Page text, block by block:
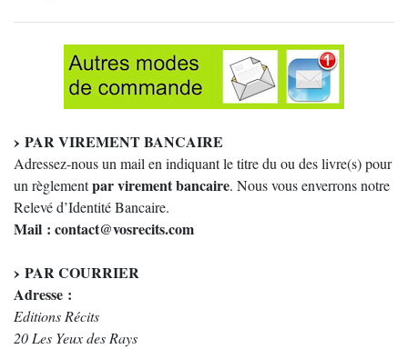
PAR VIREMENT BANCAIRE
Adressez-nous un mail en indiquant le titre du ou des livre(s) pour
un règlementpar virement bancaire. Nous vous enverrons notre
Relevé d’Identité Bancaire.
Mail : contact@vosrecits.com
PAR COURRIER
Adresse :
Editions Récits
20 Les Yeux des Rays